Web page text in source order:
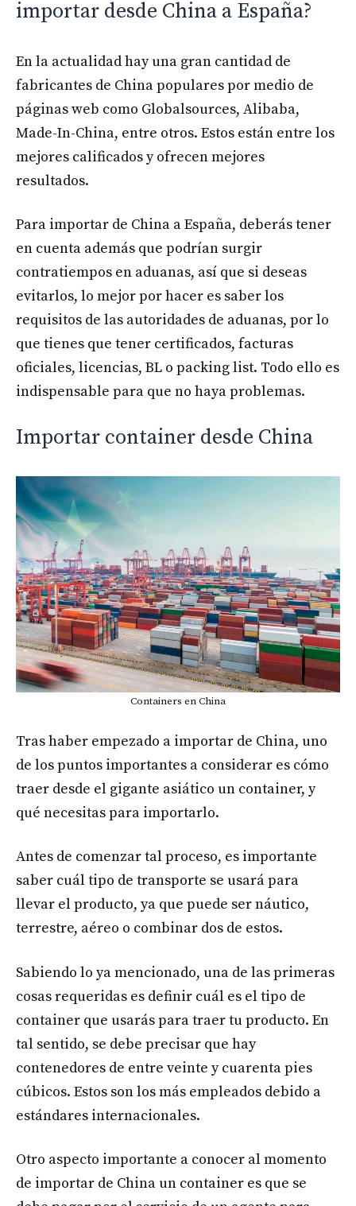
importar desde China a España?
En la actualidad hay una gran cantidad de
fabricantes de China populares por medio de
páginas web como Globalsources, Alibaba,
Made-In-China, entre otros. Estos están entre los
mejores calificados y ofrecen mejores
resultados.
Para importar de China a España, deberás tener
en cuenta además que podrían surgir
contratiempos en aduanas, así que si deseas
evitarlos, lo mejor por hacer es saber los
requisitos de las autoridades de aduanas, por lo
que tienes que tener certificados, facturas
oficiales, licencias, BL o packing list. Todo ello es
indispensable para que no haya problemas.
Importar container desde China
Containers en China
Tras haber empezado a importar de China, uno
de los puntos importantes a considerar es cómo
traer desde el gigante asiático un container, y
qué necesitas para importarlo.
Antes de comenzar tal proceso, es importante
saber cuál tipo de transporte se usará para
llevar el producto, ya que puede ser náutico,
terrestre, aéreo o combinar dos de estos.
Sabiendo lo ya mencionado, una de las primeras
cosas requeridas es definir cuál es el tipo de
container que usarás para traer tu producto. En
tal sentido, se debe precisar que hay
contenedores de entre veinte y cuarenta pies
cúbicos. Estos son los más empleados debido a
estándares internacionales.
Otro aspecto importante a conocer al momento
de importar de China un container es que se